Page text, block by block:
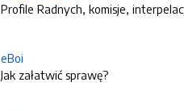
Profile Radnych, komisje,
eBoi
Jak załatwić sprawę?